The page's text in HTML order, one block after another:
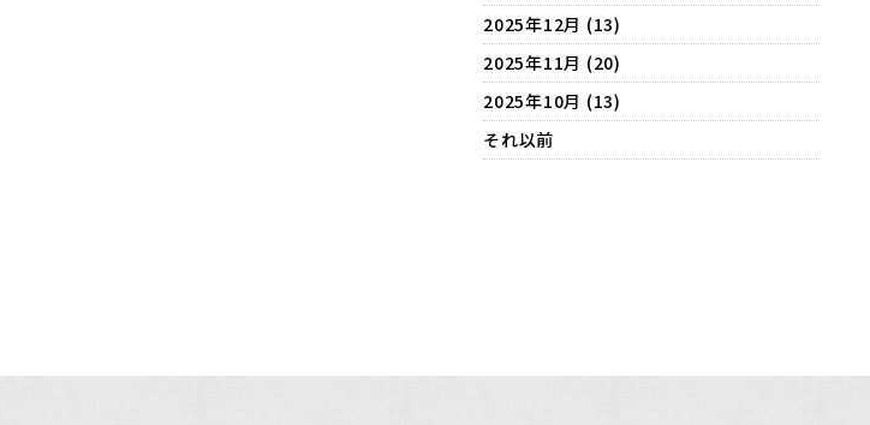
2025年12月 (13)
2025年11月 (20)
2025年10月 (13)
それ以前